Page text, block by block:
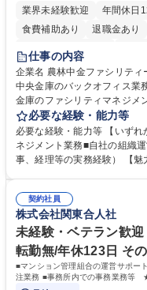
業界未経験歓迎
年間休日
食費補助あり
退職金あり
インセンティブあり
仕事の内容
企業名 農林中金ファシリティーズ株式会社 求人
中央金庫のバックオフィス業務/安定基盤
金庫のファシリティマネジメ
にて、総務・庶務業務やファ
募集いたします。 ■総務・庶務業務：外部委託先（外注先）や契約書の管
理、総務部門での管理業務、
※親会社である農林中央金庫
関する各種業務（経営企画、総務、人事、
合職】農林中央金庫のバック
必要な経験・能力等
必要な経験・能力等 【いず
ネジメント業務■自社の組織
事、経理等の実務経験） 【魅力】設立約70年の強固な基盤と、人を育て
す。 また、業務がしっかりと
く馴染みやすい和やかな社風
ーなどの資格取得に向けた費
きる環境です。 学歴・資格 学歴：大学院 大学 高専 短大 語学力： 資格：
日商簿記検定2級
契約社員
株式会社関東合人社
未経験・ベテラン歓
転勤無/年休123日 そ
■マンション管理組合の運営サポー
注業務 ■事務所内での事務業務等